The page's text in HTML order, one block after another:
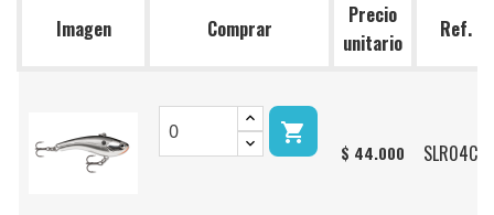
Imagen Comprar
Precio
unitario
Ref.

$ 44.000 SLR04CH